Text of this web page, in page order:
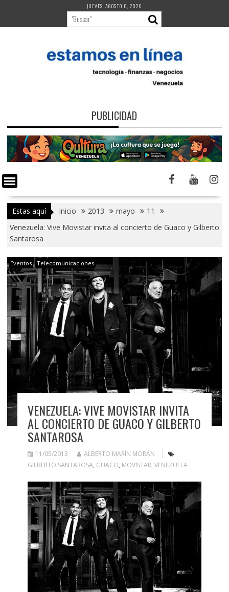
contenido
JUEVES, AGOSTO 6, 2026
PUBLICIDAD
Estas aquí Inicio 2013 mayo
11
Venezuela: Vive Movistar invita al concierto de Guaco y Gilberto
Santarosa
Eventos Telecomunicaciones
VENEZUELA: VIVE MOVISTAR INVITA
AL CONCIERTO DE GUACO Y GILBERTO
SANTAROSA
11/05/2013
ALBERTO MARÍN MORÁN
GILBERTO SANTAROSA, GUACO, MOVISTAR, VENEZUELA